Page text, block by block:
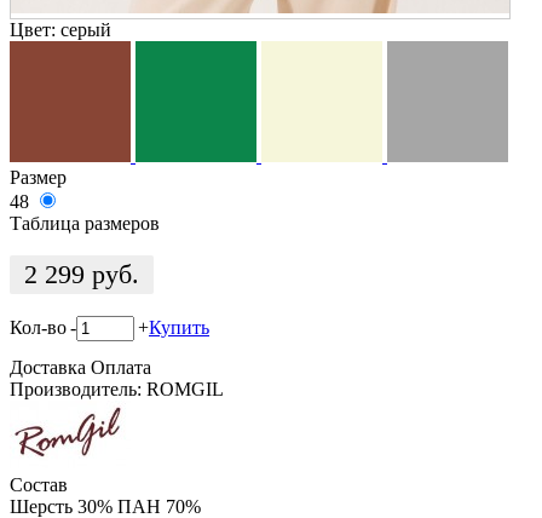
Цвет: серый
Размер
48
Таблица размеров
2 299 руб.
Кол-во- +Купить
Доставка Оплата
Производитель: ROMGIL
Состав
Шерсть 30% ПАН 70%